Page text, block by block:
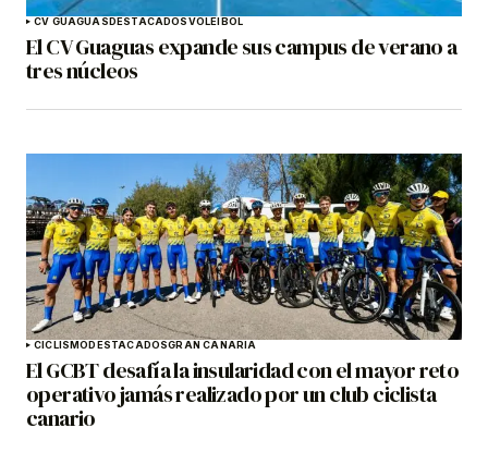
CV GUAGUASDESTACADOSVOLEIBOL
El CV Guaguas expande sus campus de verano a
tres núcleos
CICLISMODESTACADOSGRAN CANARIA
El GCBT desafía la insularidad con el mayor reto
operativo jamás realizado por un club ciclista
canario